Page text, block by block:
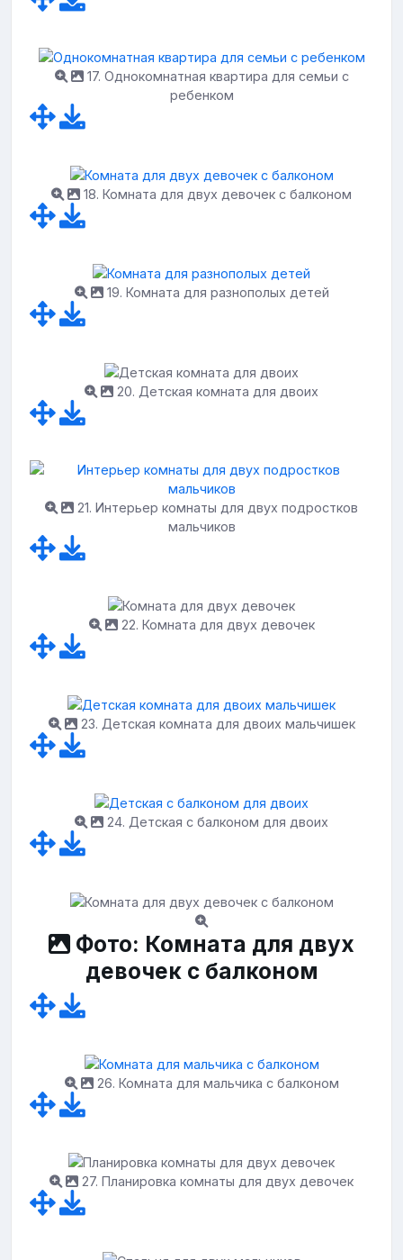
17. Однокомнатная квартира для семьи с
ребенком
18. Комната для двух девочек с балконом
19. Комната для разнополых детей
20. Детская комната для двоих
21. Интерьер комнаты для двух подростков
мальчиков
22. Комната для двух девочек
23. Детская комната для двоих мальчишек
24. Детская с балконом для двоих
Фото: Комната для двух
девочек с балконом
26. Комната для мальчика с балконом
27. Планировка комнаты для двух девочек